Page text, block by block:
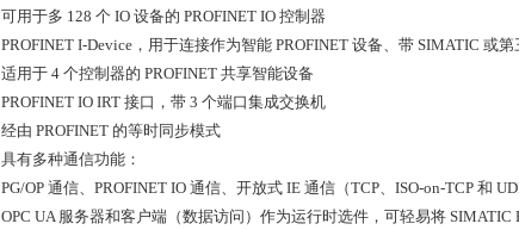
可用于多 128 个 IO 设备的 PROFINET IO 控制器
PROFINET I-Device，用于连接作为智能 PROFINET 设备、带 SIMATIC 或
适用于 4 个控制器的 PROFINET 共享智能设备
PROFINET IO IRT 接口，带 3 个端口集成交换机
经由 PROFINET 的等时同步模式
具有多种通信功能：
PG/OP 通信、PROFINET IO 通信、开放式 IE 通信（TCP、ISO-on-TCP 和
OPC UA 服务器和客户端（数据访问）作为运行时选件，可轻易将 SIMATIC